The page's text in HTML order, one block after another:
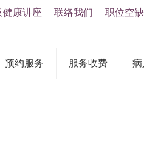
预约服务 服务收费
健康讲座 联络我们 职位空缺